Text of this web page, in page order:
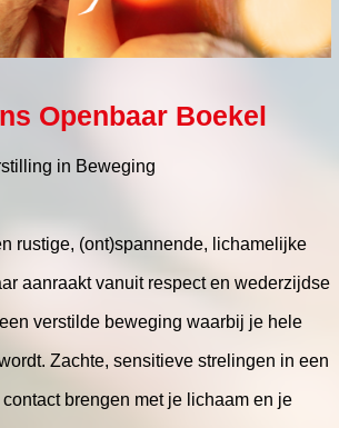
Openbaar Boekel
in Beweging
rustige, (ont)spannende, lichamelijke
aanraakt vanuit respect en wederzijdse
verstilde beweging waarbij je hele
Zachte, sensitieve strelingen in een
brengen met je lichaam en je